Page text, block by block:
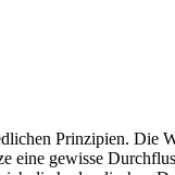
Prinzipien. Die
gewisse